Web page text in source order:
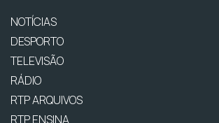
NOTÍCIAS
DESPORTO
TELEVISÃO
RÁDIO
RTP ARQUIVOS
RTP ENSINA